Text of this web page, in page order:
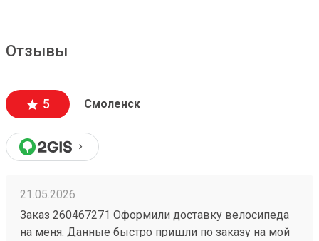
Отзывы
5 Смоленск
21.05.2026
Заказ 260467271 Оформили доставку велосипеда
на меня. Данные быстро пришли по заказу на мой